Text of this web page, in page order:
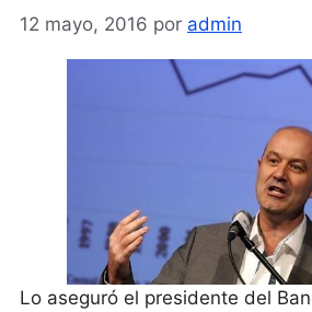
12 mayo, 2016 por admin
Lo aseguró el presidente del